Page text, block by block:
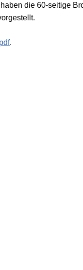
die 60-seitige
.